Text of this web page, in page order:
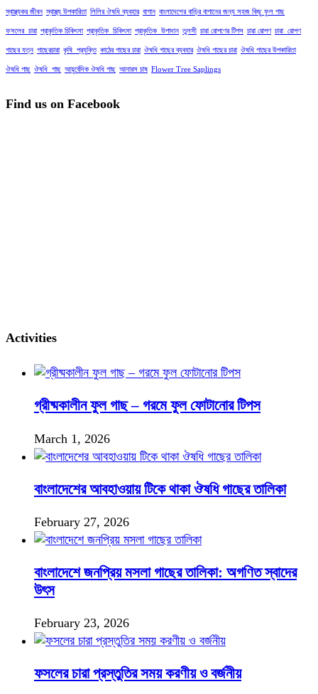
স্বাস্থ্যকর জীবন স্বাস্থ্য উপকারিতা লিলির ঔষধি ব্যবহার বাগান বাংলাদেশের বাড়ির বাগানের জন্য সহজ কিছু ফুল গাছ
ফসলের_চারা প্রাকৃতিক চিকিৎসা প্রাকৃতিক_চিকিৎসা প্রাকৃতিক_উপাদান তুলসী চারা রোপণের টিপস চারা রোপণ চারা_রোপণ
গাছের যত্ন গাছেরচারা কৃষি_প্রযুক্তি কাঠের গাছের চারা ঔষধি গাছের ব্যবহার ঔষধি গাছের চারা ঔষধি গাছের উপকারিতা
ঔষধি গাছ ঔষধি_গাছ আয়ুর্বেদিক ঔষধি গাছ আনারস চাষ Flower Tree Saplings
Find us on Facebook
Activities
গ্রীষ্মকালীন ফুল গাছ – গরমে ফুল ফোটানোর টিপস
March 1, 2026
বাংলাদেশের আবহাওয়ায় টিকে থাকা ঔষধি গাছের তালিকা
February 27, 2026
বাংলাদেশে জনপ্রিয় মসলা গাছের তালিকা: অগণিত স্বাদের
উৎস
February 23, 2026
ফসলের চারা প্রস্তুতির সময় করণীয় ও বর্জনীয়